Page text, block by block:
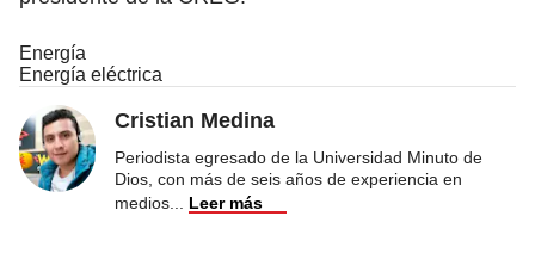
Energía
Energía eléctrica
Cristian Medina
Periodista egresado de la Universidad Minuto de
Dios, con más de seis años de experiencia en
medios
Leer más